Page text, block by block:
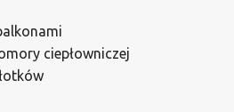
ciepłowniczej